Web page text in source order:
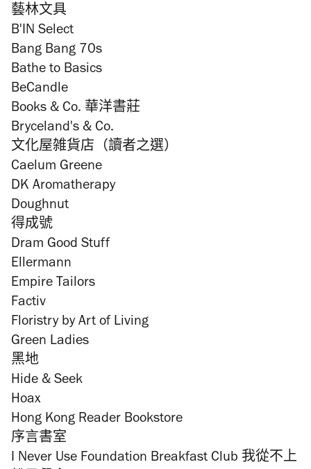
藝林文具
B'IN Select
Bang Bang 70s
Bathe to Basics
BeCandle
Books & Co. 華洋書莊
Bryceland's & Co.
文化屋雑貨店（讀者之選）
Caelum Greene
DK Aromatherapy
Doughnut
得成號
Dram Good Stuff
Ellermann
Empire Tailors
Factiv
Floristry by Art of Living
Green Ladies
黑地
Hide & Seek
Hoax
Hong Kong Reader Bookstore
序言書室
I Never Use Foundation Breakfast Club 我從不上